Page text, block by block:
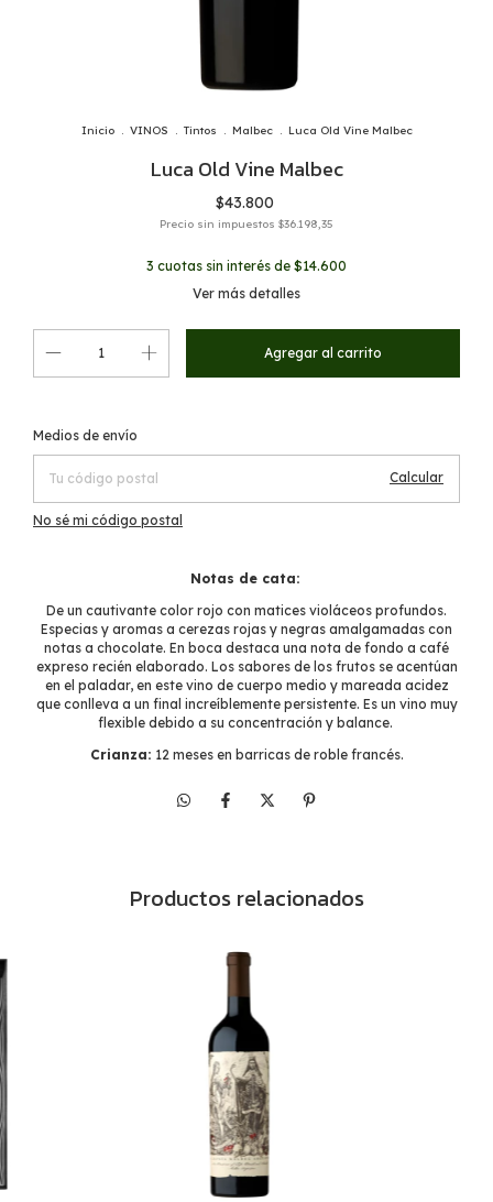
Inicio . VINOS . Tintos . Malbec . Luca Old Vine Malbec
Luca Old Vine Malbec
$43.800
Precio sin impuestos $36.198,35
3 cuotas sin interés de $14.600
Ver más detalles
Entregas para el CP:
Medios de envío
Calcular
No sé mi código postal
Notas de cata:
De un cautivante color rojo con matices violáceos profundos.
Especias y aromas a cerezas rojas y negras amalgamadas con
notas a chocolate. En boca destaca una nota de fondo a café
expreso recién elaborado. Los sabores de los frutos se acentúan
en el paladar, en este vino de cuerpo medio y mareada acidez
que conlleva a un final increíblemente persistente. Es un vino muy
flexible debido a su concentración y balance.
Crianza: 12 meses en barricas de roble francés.
Productos relacionados